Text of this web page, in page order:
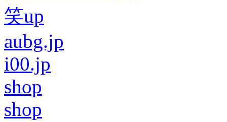
笑up
aubg.jp
i00.jp
shop
shop